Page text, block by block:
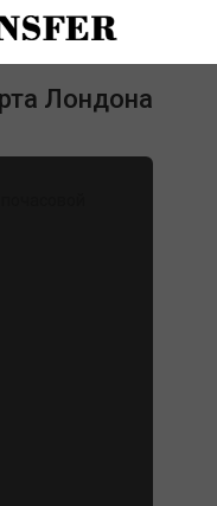
777
Лондона